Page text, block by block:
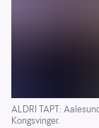
ALDRI TAPT:
Kongsvinger.